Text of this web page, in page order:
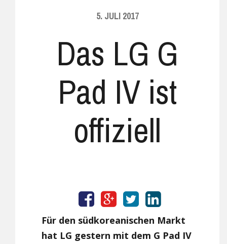
5. JULI 2017
Das LG G
Pad IV ist
offiziell
Für den südkoreanischen Markt
hat LG gestern mit dem G Pad IV